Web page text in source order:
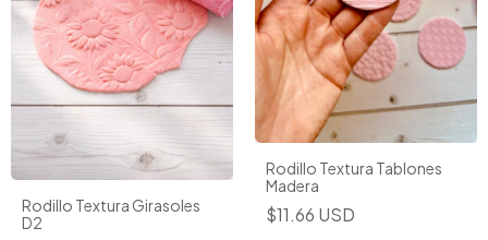
Rodillo Textura Girasoles
D2
Rodillo Textura Tablones
Madera
$11.66 USD